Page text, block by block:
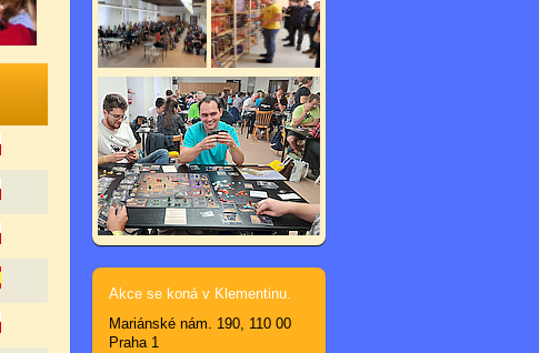
Akce se koná v Klementinu.
Mariánské nám. 190, 110 00
Praha 1